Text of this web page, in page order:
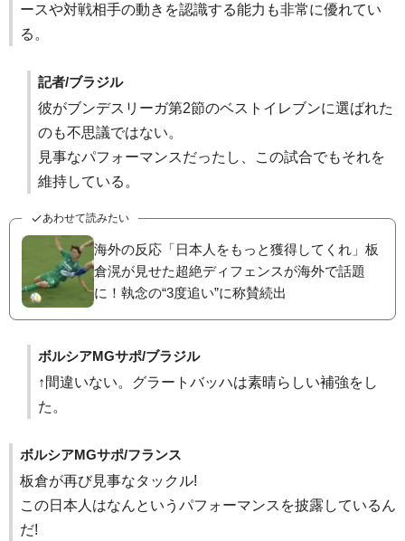
ースや対戦相手の動きを認識する能力も非常に優れてい
る。
記者/ブラジル
彼がブンデスリーガ第2節のベストイレブンに選ばれた
のも不思議ではない。
見事なパフォーマンスだったし、この試合でもそれを
維持している。
あわせて読みたい
海外の反応「日本人をもっと獲得してくれ」板
倉滉が見せた超絶ディフェンスが海外で話題
に！執念の“3度追い”に称賛続出
ボルシアMGサポ/ブラジル
↑間違いない。グラートバッハは素晴らしい補強をし
た。
ボルシアMGサポ/フランス
板倉が再び見事なタックル!
この日本人はなんというパフォーマンスを披露しているん
だ!